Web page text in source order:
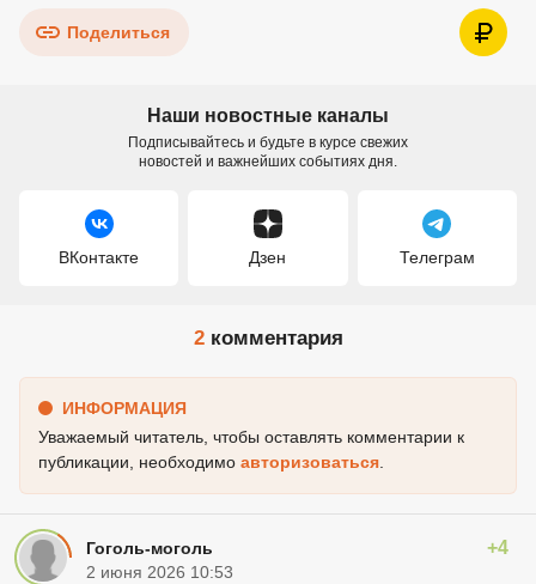
Поделиться
Наши новостные каналы
Подписывайтесь и будьте в курсе свежих
новостей и важнейших событиях дня.
ВКонтакте Дзен Телеграм
2комментария
ИНФОРМАЦИЯ
Уважаемый читатель, чтобы оставлять комментарии к
публикации, необходимо авторизоваться.
Гоголь-моголь +4
2 июня 2026 10:53